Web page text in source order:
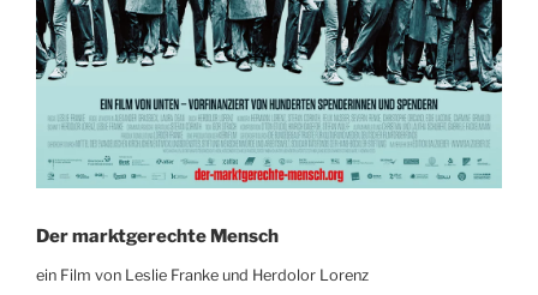
Der marktgerechte Mensch
ein Film von Leslie Franke und Herdolor Lorenz